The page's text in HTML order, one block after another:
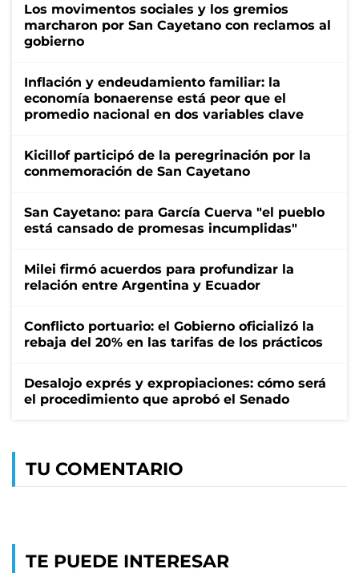
Los movimentos sociales y los gremios
marcharon por San Cayetano con reclamos al
gobierno
Inflación y endeudamiento familiar: la
economía bonaerense está peor que el
promedio nacional en dos variables clave
Kicillof participó de la peregrinación por la
conmemoración de San Cayetano
San Cayetano: para García Cuerva "el pueblo
está cansado de promesas incumplidas"
Milei firmó acuerdos para profundizar la
relación entre Argentina y Ecuador
Conflicto portuario: el Gobierno oficializó la
rebaja del 20% en las tarifas de los prácticos
Desalojo exprés y expropiaciones: cómo será
el procedimiento que aprobó el Senado
TU COMENTARIO
TE PUEDE INTERESAR